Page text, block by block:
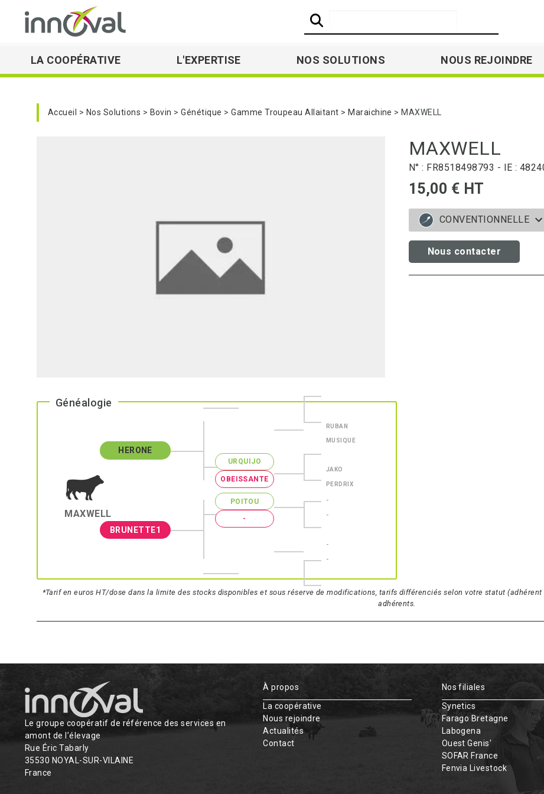
Skip to main navigation
LA COOPÉRATIVE L'EXPERTISE NOS SOLUTIONS NOUS REJOINDRE
Accueil Nos Solutions Bovin Génétique Gamme Troupeau Allaitant Maraichine MAXWELL
MAXWELL
N° : FR8518498793 - IE :
15,00 € HT
CONVENTIONNELLE
Nous contacter
Généalogie
HERONE
MAXWELL
BRUNETTE1
URQUIJO
OBEISSANTE
POITOU
-
RUBAN
MUSIQUE
JAKO
PERDRIX
-
-
-
-
*Tarif en euros HT/dose dans la limite des stocks disponibles et sous réserve de modifications, tarifs différenciés selon votre statut
adhérents.
Le groupe coopératif de référence des services en
amont de l’élevage
Rue Éric Tabarly
35530 NOYAL-SUR-VILAINE
France
À propos
La coopérative
Nous rejoindre
Actualités
Contact
Nos filiales
Synetics
Farago Bretagne
Labogena
Ouest Genis'
SOFAR France
Fenvia Livestock